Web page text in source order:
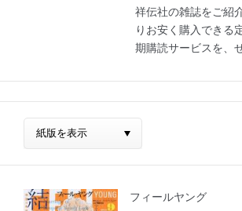
祥伝社の雑誌をご紹
りお安く購入できる
期購読サービスを、
フィールヤング